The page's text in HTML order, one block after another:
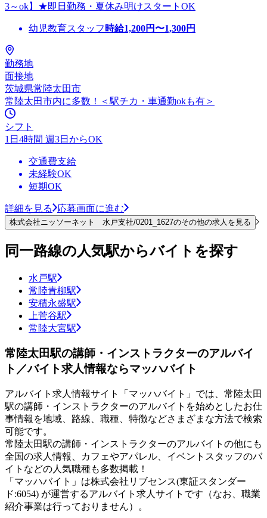
3～ok】★即日勤務・夏休み明けスタートOK
幼児教育スタッフ 時給1,200円〜1,300円
勤務地
面接地
茨城県常陸太田市
常陸太田市内に多数！＜駅チカ・車通勤okも有＞
シフト
1日4時間 週3日からOK
交通費支給
未経験OK
短期OK
詳細を見る 応募画面に進む
株式会社ニッソーネット 水戸支社/0201_1627のその他の求人を見る
同一路線の人気駅からバイトを探す
水戸駅
常陸青柳駅
安積永盛駅
上菅谷駅
常陸大宮駅
常陸太田駅の講師・インストラクターのアルバイ
ト／バイト求人情報ならマッハバイト
アルバイト求人情報サイト「マッハバイト」では、常陸太田
駅の講師・インストラクターのアルバイトを始めとしたお仕
事情報を地域、路線、職種、特徴などさまざまな方法で検索
可能です。
常陸太田駅の講師・インストラクターのアルバイトの他にも
全国の求人情報、カフェやアパレル、イベントスタッフのバ
イトなどの人気職種も多数掲載！
「マッハバイト」は株式会社リブセンス(東証スタンダー
ド:6054) が運営するアルバイト求人サイトです（なお、職業
紹介事業は行っておりません）。